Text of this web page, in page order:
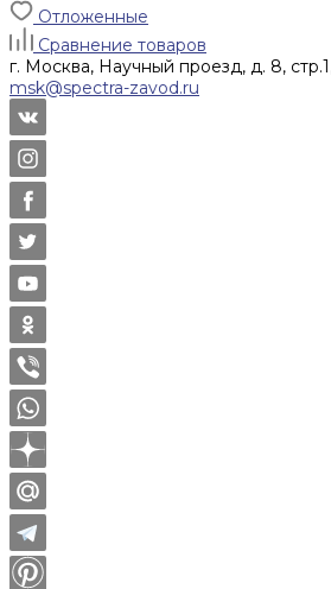
Отложенные
Сравнение товаров
г. Москва, Научный проезд, д. 8,
msk@spectra-zavod.ru